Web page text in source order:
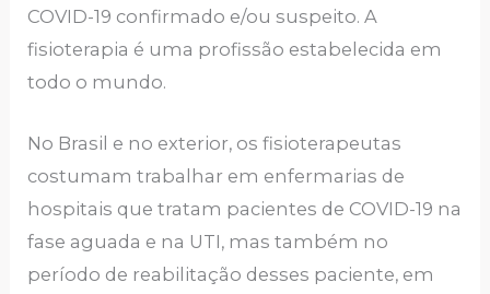
COVID-19 confirmado e/ou suspeito. A
fisioterapia é uma profissão estabelecida em
todo o mundo.
No Brasil e no exterior, os fisioterapeutas
costumam trabalhar em enfermarias de
hospitais que tratam pacientes de COVID-19 na
fase aguada e na UTI, mas também no
período de reabilitação desses paciente, em